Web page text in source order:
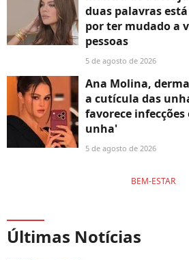
duas palavras
por ter mudado a
pessoas
5 de agosto de 2026
Ana Molina,
a cutícula das
favorece
unha'
5 de agosto de 2026
BEM-ESTAR
Últimas Notícias